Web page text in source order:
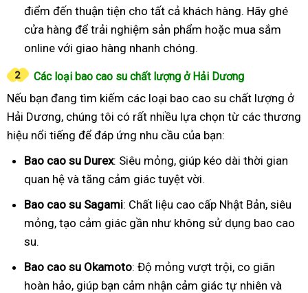
điểm đến thuận tiện cho tất cả khách hàng. Hãy ghé
cửa hàng để trải nghiệm sản phẩm hoặc mua sắm
online với giao hàng nhanh chóng.
Các loại bao cao su chất lượng ở Hải Dương
Nếu bạn đang tìm kiếm các loại bao cao su chất lượng ở
Hải Dương, chúng tôi có rất nhiều lựa chọn từ các thương
hiệu nổi tiếng để đáp ứng nhu cầu của bạn:
Bao cao su Durex: Siêu mỏng, giúp kéo dài thời gian
quan hệ và tăng cảm giác tuyệt vời.
Bao cao su Sagami: Chất liệu cao cấp Nhật Bản, siêu
mỏng, tạo cảm giác gần như không sử dụng bao cao
su.
Bao cao su Okamoto: Độ mỏng vượt trội, co giãn
hoàn hảo, giúp bạn cảm nhận cảm giác tự nhiên và